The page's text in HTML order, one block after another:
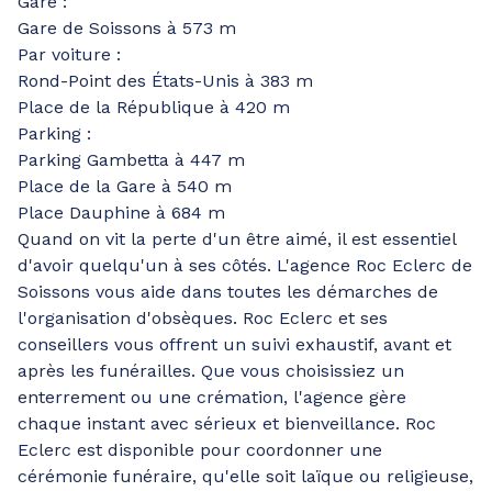
Gare de Soissons à 573 m
Par voiture :
Rond-Point des États-Unis à 383 m
Place de la République à 420 m
Parking :
Parking Gambetta à 447 m
Place de la Gare à 540 m
Place Dauphine à 684 m
Quand on vit la perte d'un être aimé, il est essentiel
d'avoir quelqu'un à ses côtés. L'agence Roc Eclerc de
Soissons vous aide dans toutes les démarches de
l'organisation d'obsèques. Roc Eclerc et ses
conseillers vous offrent un suivi exhaustif, avant et
après les funérailles. Que vous choisissiez un
enterrement ou une crémation, l'agence gère
chaque instant avec sérieux et bienveillance. Roc
Eclerc est disponible pour coordonner une
cérémonie funéraire, qu'elle soit laïque ou religieuse,